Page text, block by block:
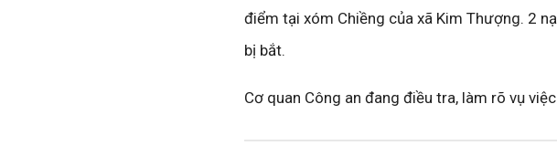
điểm tại xóm Chiềng của xã Kim Thượng. 2
bị bắt.
Cơ quan Công an đang điều tra, làm rõ vụ việc.